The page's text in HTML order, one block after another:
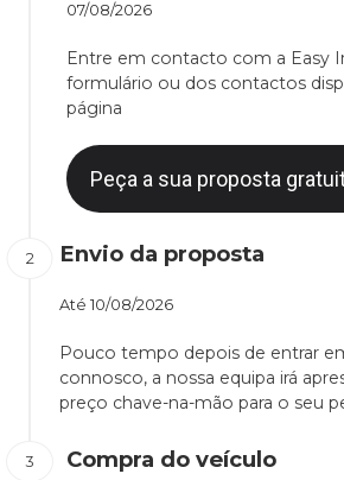
07/08/2026
Entre em contacto com a Easy
formulário ou dos contactos
página
Peça a sua proposta
Envio da proposta
Até 10/08/2026
Pouco tempo depois de entrar
connosco, a nossa equipa irá
preço chave-na-mão para o seu
Compra do veículo